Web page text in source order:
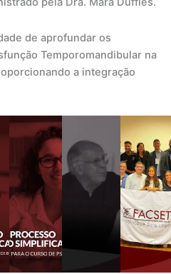
de aprofundar os
Temporomandibular na
a integração